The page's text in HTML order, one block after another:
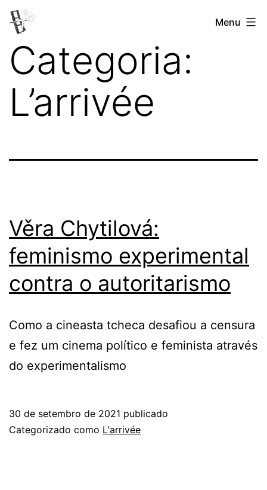
Pular
para
conteúdo
Revista
Vertovina
Menu
Categoria:
L’arrivée
Věra Chytilová:
feminismo experimental
contra o autoritarismo
Como a cineasta tcheca desafiou a censura
e fez um cinema político e feminista através
do experimentalismo
30 de setembro de 2021 publicado
Categorizado como L'arrivée